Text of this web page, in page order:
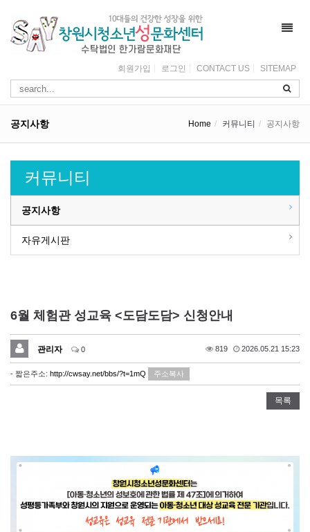
회원가입 로그인 CONTACT US SITEMAP
공지사항 Home 커뮤니티 공지사항
커뮤니티
공지사항
자유게시판
6월 체험관 성교육 <도담도담> 신청안내
관리자 0 819 2026.05.21 15:23
- 짧은주소: http://cwsay.net/bbs/?t=1mQ 주소복사
목록